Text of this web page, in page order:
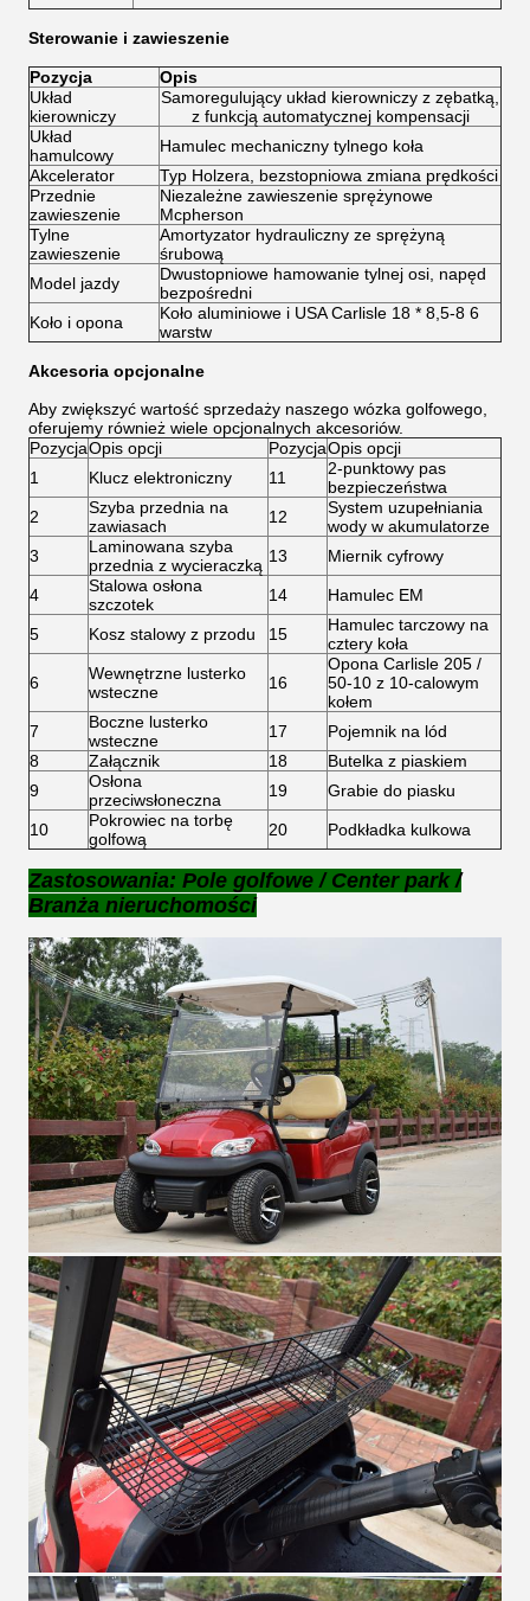
Sterowanie i zawieszenie
Pozycja
Opis
Układ
kierowniczy
Samoregulujący układ kierowniczy z zębatką,
z funkcją automatycznej kompensacji
Układ
hamulcowy
Hamulec mechaniczny tylnego koła
Akcelerator
Typ Holzera, bezstopniowa zmiana prędkości
Przednie
zawieszenie
Niezależne zawieszenie sprężynowe
Mcpherson
Tylne
zawieszenie
Amortyzator hydrauliczny ze sprężyną
śrubową
Model jazdy
Dwustopniowe hamowanie tylnej osi, napęd
bezpośredni
Koło i opona
Koło aluminiowe i USA Carlisle 18 * 8,5-8 6
warstw
Akcesoria opcjonalne
Aby zwiększyć wartość sprzedaży naszego wózka golfowego,
oferujemy również wiele opcjonalnych akcesoriów.
PozycjaOpis opcji PozycjaOpis opcji
1
Klucz elektroniczny 11
2-punktowy pas
bezpieczeństwa
2
Szyba przednia na
zawiasach
12
System uzupełniania
wody w akumulatorze
3
Laminowana szyba
przednia z wycieraczką 13 Miernik cyfrowy
4
Stalowa osłona
szczotek
14 Hamulec EM
5 Kosz stalowy z przodu 15
Hamulec tarczowy na
cztery koła
6
Wewnętrzne lusterko
wsteczne
16
Opona Carlisle 205 /
50-10 z 10-calowym
kołem
7
Boczne lusterko
wsteczne
17
Pojemnik na lód
8
Załącznik 18
Butelka z piaskiem
9
Osłona
przeciwsłoneczna
19 Grabie do piasku
10
Pokrowiec na torbę
golfową
20 Podkładka kulkowa
Zastosowania: Pole golfowe / Center park /
Branża nieruchomości